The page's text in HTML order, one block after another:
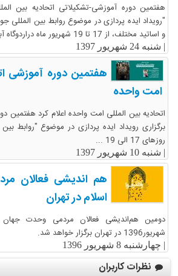
هفتمین دوره آموزشی-تشکیلاتی اتحادیه بین
"رویداد ایده پردازی در موضوع روابط بین المللی
و اساتید مختلف، از 17 تا 19 شهریور ماه دراردوگاه آبعلی برگزار شد.
| شنبه 24 شهریور 1397
هفتمین دوره آموزشی
امت واحده
اتحادیه بین المللی امت واحده اعلام کرد هفتمین
برگزاری رویداد ایده پردازی در موضوع "روابط بین
روزهای 17 الی 19 ...
| شنبه 10 شهریور 1397
هم اندیشی فعالان
اسلام در تهران
شهریور1396 در تهران برگزار خواهد شد.
| چهارشنبه 8 شهریور 1396
نظرات کاربران